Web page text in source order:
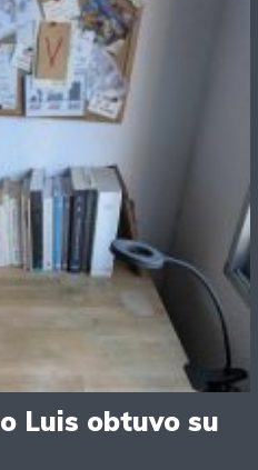
Luis obtuvo su